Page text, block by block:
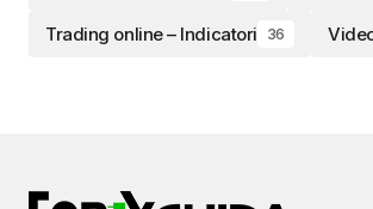
Trading online – Indicatori 36